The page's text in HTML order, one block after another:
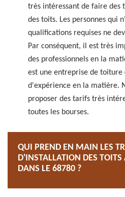
très intéressant de faire des
des toits. Les personnes qui
qualifications requises ne
Par conséquent, il est très
des professionnels en la
est une entreprise de toiture
d'expérience en la matière.
proposer des tarifs très
toutes les bourses.
QUI PREND EN MAIN LES
D'INSTALLATION DES
DANS LE 68780 ?